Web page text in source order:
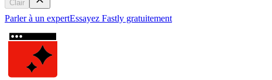
Clair
Parler à un expertEssayez Fastly gratuitement